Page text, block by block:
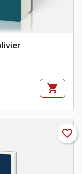
shopping_cart
favorite_border